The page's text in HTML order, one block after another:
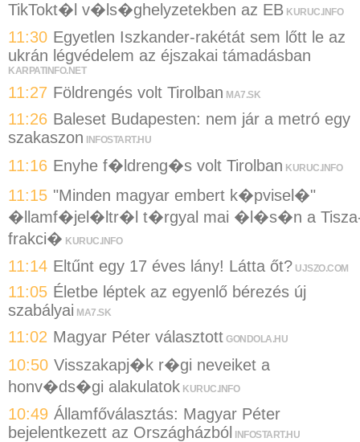
TikTokt�l v�ls�ghelyzetekben az EB KURUC.INFO
11:30 Egyetlen Iszkander-rakétát sem lőtt le az
ukrán légvédelem az éjszakai támadásban
KARPATINFO.NET
11:27 Földrengés volt Tirolban MA7.SK
11:26 Baleset Budapesten: nem jár a metró egy
szakaszon INFOSTART.HU
11:16 Enyhe f�ldreng�s volt Tirolban KURUC.INFO
11:15 "Minden magyar embert k�pvisel�"
�llamf�jel�ltr�l t�rgyal mai �l�s�n a
frakci� KURUC.INFO
11:14 Eltűnt egy 17 éves lány! Látta őt? UJSZO.COM
11:05 Életbe léptek az egyenlő bérezés új
szabályai MA7.SK
11:02 Magyar Péter választott GONDOLA.HU
10:50 Visszakapj�k r�gi neveiket a
honv�ds�gi alakulatok KURUC.INFO
10:49 Államfőválasztás: Magyar Péter
bejelentkezett az Országházból
INFOSTART.HU